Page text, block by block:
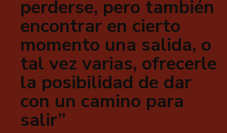
perderse, pero también
encontrar en cierto
momento una salida, o
tal vez varias, ofrecerle
la posibilidad de dar
con un camino para
salir